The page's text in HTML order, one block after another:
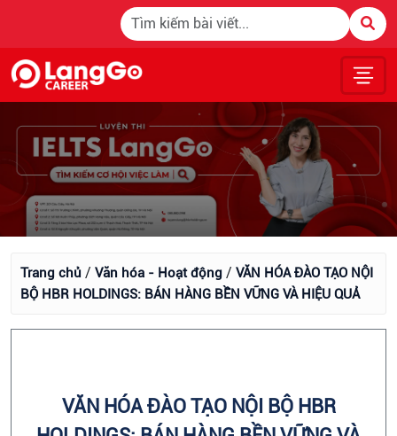
Trang chủ / Văn hóa - Hoạt động / VĂN HÓA ĐÀO TẠO NỘI
BỘ HBR HOLDINGS: BÁN HÀNG BỀN VỮNG VÀ HIỆU QUẢ
VĂN HÓA ĐÀO TẠO NỘI BỘ HBR